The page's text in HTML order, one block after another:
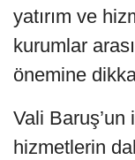
yatırım ve
kurumlar
önemine
Vali Baruş’un
hizmetlerin